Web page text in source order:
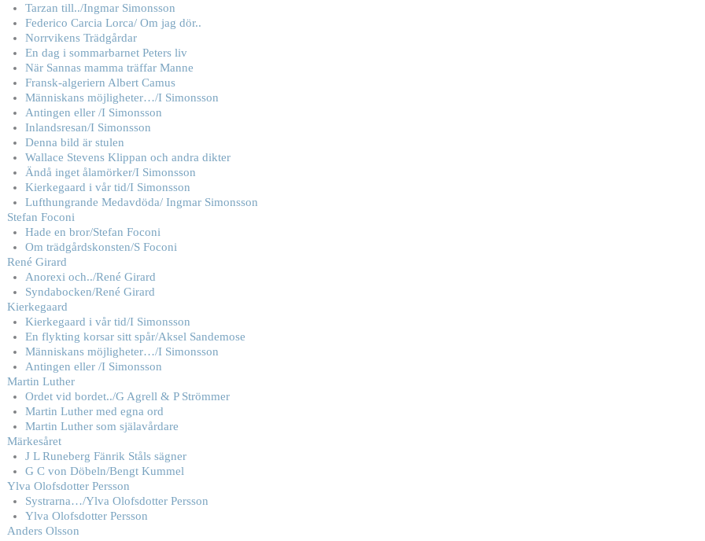
Tarzan till../Ingmar Simonsson
Federico Carcia Lorca/ Om jag dör..
Norrvikens Trädgårdar
En dag i sommarbarnet Peters liv
När Sannas mamma träffar Manne
Fransk-algeriern Albert Camus
Människans möjligheter…/I Simonsson
Antingen eller /I Simonsson
Inlandsresan/I Simonsson
Denna bild är stulen
Wallace Stevens Klippan och andra dikter
Ändå inget ålamörker/I Simonsson
Kierkegaard i vår tid/I Simonsson
Lufthungrande Medavdöda/ Ingmar Simonsson
Stefan Foconi
Hade en bror/Stefan Foconi
Om trädgårdskonsten/S Foconi
René Girard
Anorexi och../René Girard
Syndabocken/René Girard
Kierkegaard
Kierkegaard i vår tid/I Simonsson
En flykting korsar sitt spår/Aksel Sandemose
Människans möjligheter…/I Simonsson
Antingen eller /I Simonsson
Martin Luther
Ordet vid bordet../G Agrell & P Strömmer
Martin Luther med egna ord
Martin Luther som själavårdare
Märkesåret
J L Runeberg Fänrik Ståls sägner
G C von Döbeln/Bengt Kummel
Ylva Olofsdotter Persson
Systrarna…/Ylva Olofsdotter Persson
Ylva Olofsdotter Persson
Anders Olsson